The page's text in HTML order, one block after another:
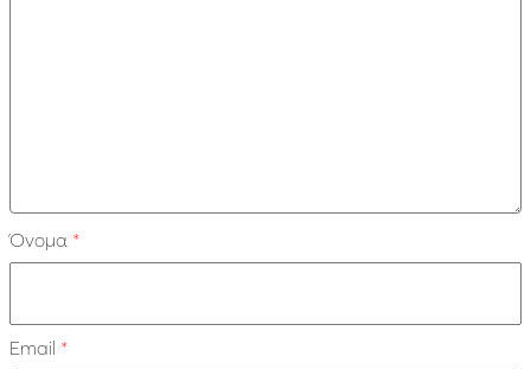
Όνομα *
Email *